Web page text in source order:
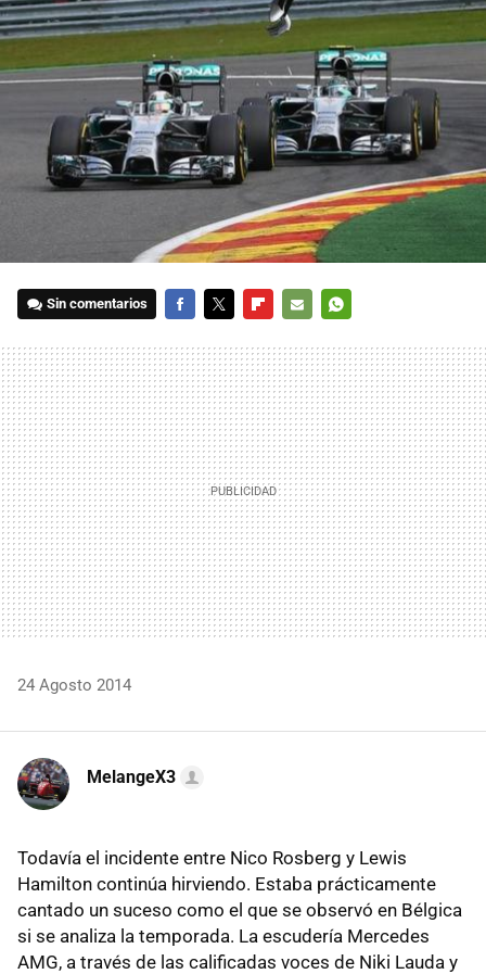
Sin comentarios
MAIL
24 Agosto 2014
MelangeX3
Todavía el incidente entre Nico Rosberg y Lewis
Hamilton continúa hirviendo. Estaba prácticamente
cantado un suceso como el que se observó en Bélgica
si se analiza la temporada. La escudería Mercedes
AMG, a través de las calificadas voces de Niki Lauda y